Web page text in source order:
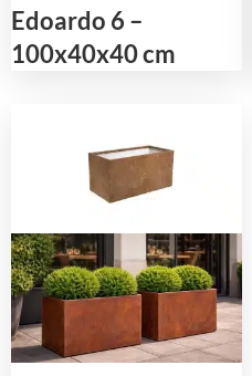
Edoardo 6 –
100x40x40 cm